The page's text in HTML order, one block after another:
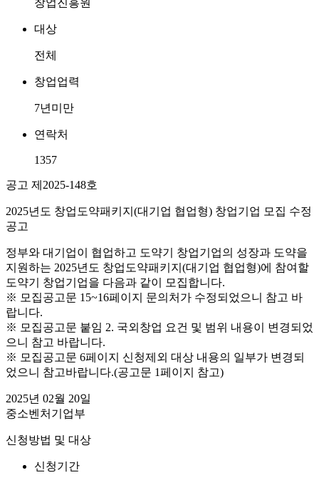
대상
전체
창업업력
7년미만
연락처
1357
공고 제2025-148호
2025년도 창업도약패키지(대기업 협업형) 창업기업 모집 수정
공고
정부와 대기업이 협업하고 도약기 창업기업의 성장과 도약을
지원하는 2025년도 창업도약패키지(대기업 협업형)에 참여할
도약기 창업기업을 다음과 같이 모집합니다.
※ 모집공고문 15~16페이지 문의처가 수정되었으니 참고 바
랍니다.
※ 모집공고문 붙임 2. 국외창업 요건 및 범위 내용이 변경되었
으니 참고 바랍니다.
※ 모집공고문 6페이지 신청제외 대상 내용의 일부가 변경되
었으니 참고바랍니다.(공고문 1페이지 참고)
2025년 02월 20일
중소벤처기업부
신청방법 및 대상
신청기간